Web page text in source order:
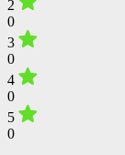
2
0
3
0
4
0
5
0